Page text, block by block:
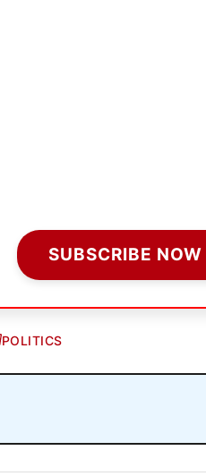
SUBSCRIBE NOW
POLITICS